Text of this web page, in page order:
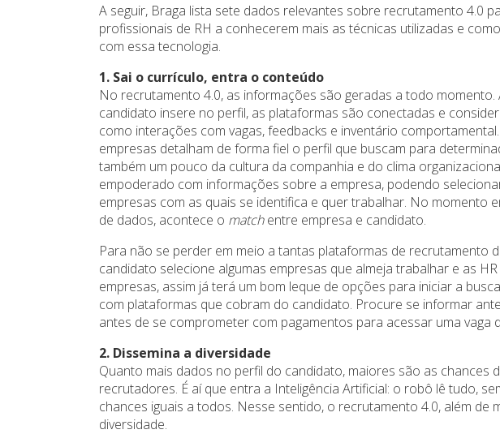
A seguir, Braga lista sete dados relevantes sobre recrutamento 4.0
profissionais de RH a conhecerem mais as técnicas utilizadas e
com essa tecnologia.
1. Sai o currículo, entra o conteúdo
No recrutamento 4.0, as informações são geradas a todo
candidato insere no perfil, as plataformas são conectadas e
como interações com vagas, feedbacks e inventário
empresas detalham de forma fiel o perfil que buscam para
também um pouco da cultura da companhia e do clima
empoderado com informações sobre a empresa, podendo
empresas com as quais se identifica e quer trabalhar. No momento
de dados, acontece o matchentre empresa e candidato.
Para não se perder em meio a tantas plataformas de recrutamento
candidato selecione algumas empresas que almeja trabalhar e as
empresas, assim já terá um bom leque de opções para iniciar a
com plataformas que cobram do candidato. Procure se informar
antes de se comprometer com pagamentos para acessar uma vaga
2. Dissemina a diversidade
Quanto mais dados no perfil do candidato, maiores são as chances
recrutadores. É aí que entra a Inteligência Artificial: o robô lê tudo,
chances iguais a todos. Nesse sentido, o recrutamento 4.0, além de
diversidade.